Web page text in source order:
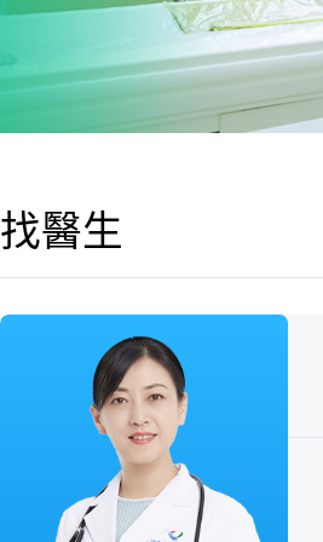
找醫生